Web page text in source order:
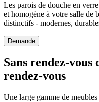
Les parois de douche en
et homogène à votre salle de
distinctifs - modernes,
Demande
Sans rendez-vous
rendez-vous
Une large gamme de